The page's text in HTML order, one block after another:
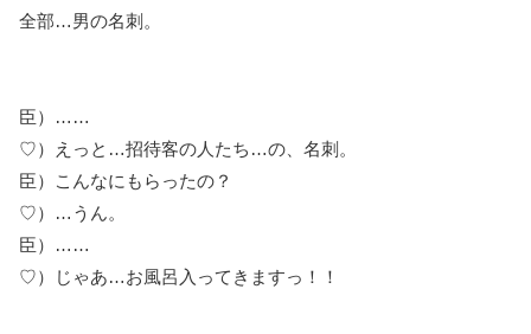
全部…男の名刺。
臣）……
♡）えっと…招待客の人たち…の、名刺。
臣）こんなにもらったの？
♡）…うん。
臣）……
♡）じゃあ…お風呂入ってきますっ！！